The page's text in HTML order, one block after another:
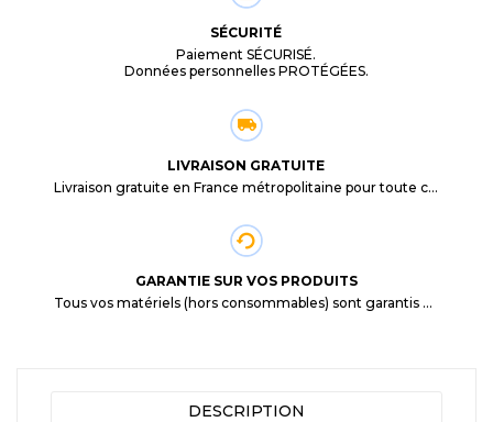
SÉCURITÉ
Paiement SÉCURISÉ.
Données personnelles PROTÉGÉES.
LIVRAISON GRATUITE
Livraison gratuite en France métropolitaine pour toute commande supérieure à 29,90€.
GARANTIE SUR VOS PRODUITS
Tous vos matériels (hors consommables) sont garantis 3 mois à partir de la date d'achat
DESCRIPTION